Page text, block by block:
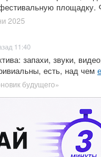
площадку.
2025
11:40
запахи, звуки,
есть, над чем
будущего»